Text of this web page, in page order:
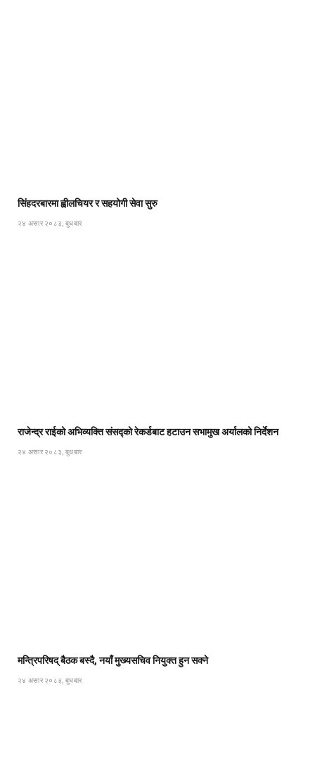
सिंहदरबारमा ह्वीलचियर र सहयोगी सेवा सुरु
२४ असार २०८३, बुधबार
राजेन्द्र राईको अभिव्यक्ति संसद्को रेकर्डबाट हटाउन सभामुख अर्यालको निर्देशन
२४ असार २०८३, बुधबार
मन्त्रिपरिषद् बैठक बस्दै, नयाँ मुख्यसचिव नियुक्त हुन सक्ने
२४ असार २०८३, बुधबार